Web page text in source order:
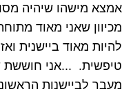
אמצא מישהו שיהיה
מכיוון שאני מאוד
להיות מאוד ביישנית
טיפשית. ...אני
מעבר לביישנות